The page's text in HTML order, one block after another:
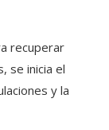
recuperar
se inicia el
y la